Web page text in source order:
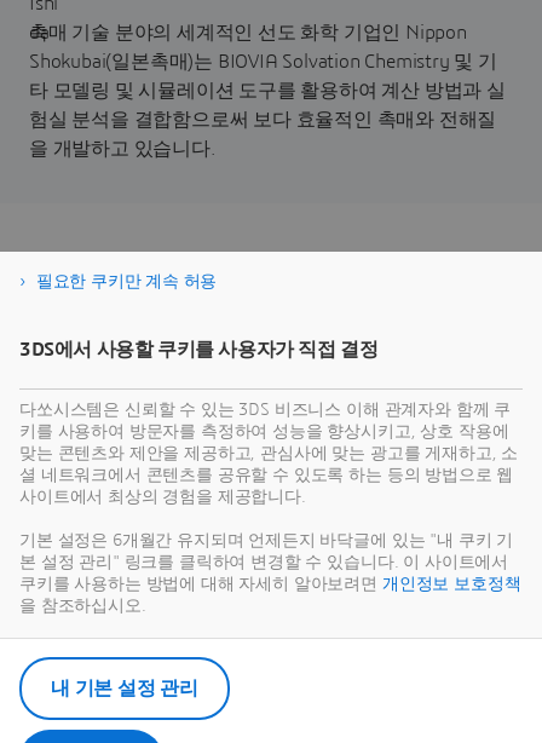
촉매 기술 분야의 세계적인 선도 화학 기업인 Nippon
Shokubai(일본촉매)는 BIOVIA Solvation Chemistry 및 기
타 모델링 및 시뮬레이션 도구를 활용하여 계산 방법과 실
험실 분석을 결합함으로써 보다 효율적인 촉매와 전해질
을 개발하고 있습니다.
고객 사례 다운로드
필요한 쿠키만 계속 허용
3DS에서 사용할 쿠키를 사용자가 직접 결정
다쏘시스템은 신뢰할 수 있는 3DS 비즈니스 이해 관계자와 함께 쿠
키를 사용하여 방문자를 측정하여 성능을 향상시키고, 상호 작용에
맞는 콘텐츠와 제안을 제공하고, 관심사에 맞는 광고를 게재하고, 소
셜 네트워크에서 콘텐츠를 공유할 수 있도록 하는 등의 방법으로 웹
사이트에서 최상의 경험을 제공합니다.
기본 설정은 6개월간 유지되며 언제든지 바닥글에 있는 "내 쿠키 기
본 설정 관리" 링크를 클릭하여 변경할 수 있습니다. 이 사이트에서
쿠키를 사용하는 방법에 대해 자세히 알아보려면 개인정보 보호정책
을 참조하십시오.
내 기본 설정 관리